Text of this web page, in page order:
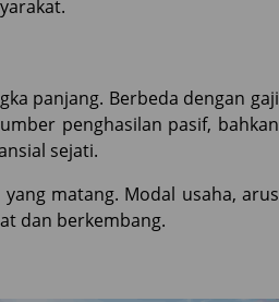
panjang. Berbeda dengan gaji
penghasilan pasif, bahkan
sejati.
matang. Modal usaha, arus
dan berkembang.